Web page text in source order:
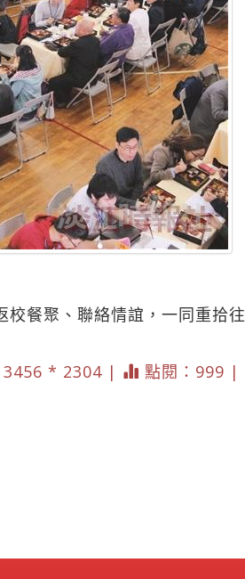
餐聚、聯絡情誼，一同重拾往
* 2304 |
點閱：999 |